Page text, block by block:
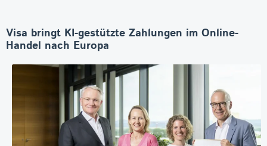
Visa bringt KI-gestützte Zahlungen im Online-
Handel nach Europa